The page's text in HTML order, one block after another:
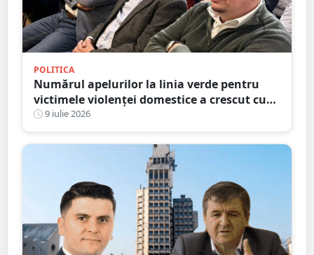
POLITICA
Numărul apelurilor la linia verde pentru
victimele violenței domestice a crescut cu
aproape 40%. Parlamentarii UDMR Satu
Mare îndeamnă victimele să ceară ajutor
9 iulie 2026